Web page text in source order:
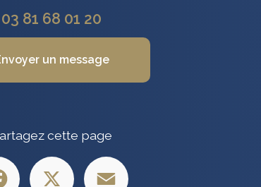
03 81 68 01 20
un message
cette page
Facebook